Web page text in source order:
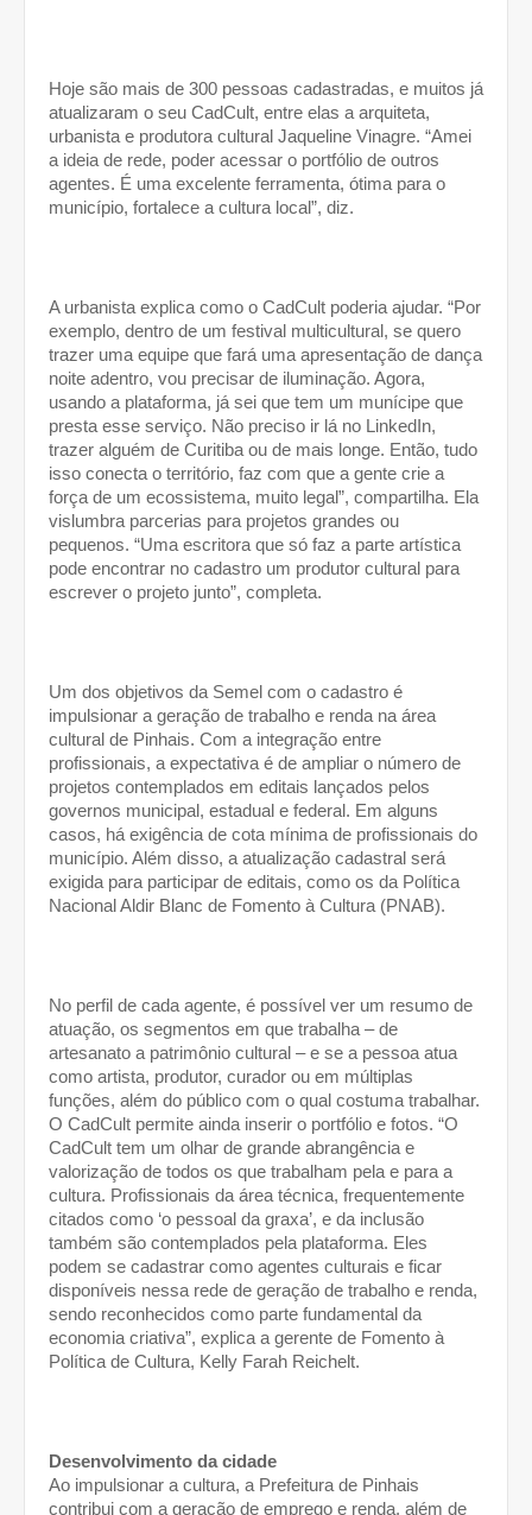
Hoje são mais de 300 pessoas cadastradas, e muitos já
atualizaram o seu CadCult, entre elas a arquiteta,
urbanista e produtora cultural Jaqueline Vinagre. “Amei
a ideia de rede, poder acessar o portfólio de outros
agentes. É uma excelente ferramenta, ótima para o
município, fortalece a cultura local”, diz.
A urbanista explica como o CadCult poderia ajudar. “Por
exemplo, dentro de um festival multicultural, se quero
trazer uma equipe que fará uma apresentação de dança
noite adentro, vou precisar de iluminação. Agora,
usando a plataforma, já sei que tem um munícipe que
presta esse serviço. Não preciso ir lá no LinkedIn,
trazer alguém de Curitiba ou de mais longe. Então, tudo
isso conecta o território, faz com que a gente crie a
força de um ecossistema, muito legal”, compartilha. Ela
vislumbra parcerias para projetos grandes ou
pequenos. “Uma escritora que só faz a parte artística
pode encontrar no cadastro um produtor cultural para
escrever o projeto junto”, completa.
Um dos objetivos da Semel com o cadastro é
impulsionar a geração de trabalho e renda na área
cultural de Pinhais. Com a integração entre
profissionais, a expectativa é de ampliar o número de
projetos contemplados em editais lançados pelos
governos municipal, estadual e federal. Em alguns
casos, há exigência de cota mínima de profissionais do
município. Além disso, a atualização cadastral será
exigida para participar de editais, como os da Política
Nacional Aldir Blanc de Fomento à Cultura (PNAB).
No perfil de cada agente, é possível ver um resumo de
atuação, os segmentos em que trabalha – de
artesanato a patrimônio cultural – e se a pessoa atua
como artista, produtor, curador ou em múltiplas
funções, além do público com o qual costuma trabalhar.
O CadCult permite ainda inserir o portfólio e fotos. “O
CadCult tem um olhar de grande abrangência e
valorização de todos os que trabalham pela e para a
cultura. Profissionais da área técnica, frequentemente
citados como ‘o pessoal da graxa’, e da inclusão
também são contemplados pela plataforma. Eles
podem se cadastrar como agentes culturais e ficar
disponíveis nessa rede de geração de trabalho e renda,
sendo reconhecidos como parte fundamental da
economia criativa”, explica a gerente de Fomento à
Política de Cultura, Kelly Farah Reichelt.
Desenvolvimento da cidade
Ao impulsionar a cultura, a Prefeitura de Pinhais
contribui com a geração de emprego e renda, além de